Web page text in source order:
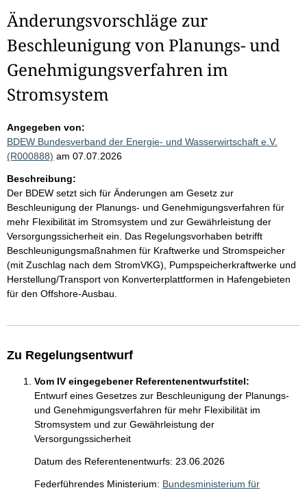
Änderungsvorschläge zur
Beschleunigung von Planungs- und
Genehmigungsverfahren im
Stromsystem
Angegeben von:
BDEW Bundesverband der Energie- und Wasserwirtschaft e.V.
(R000888) am 07.07.2026
Beschreibung:
Der BDEW setzt sich für Änderungen am Gesetz zur
Beschleunigung der Planungs- und Genehmigungsverfahren für
mehr Flexibilität im Stromsystem und zur Gewährleistung der
Versorgungssicherheit ein. Das Regelungsvorhaben betrifft
Beschleunigungsmaßnahmen für Kraftwerke und Stromspeicher
(mit Zuschlag nach dem StromVKG), Pumpspeicherkraftwerke und
Herstellung/Transport von Konverterplattformen in Hafengebieten
für den Offshore-Ausbau.
Zu Regelungsentwurf
Vom IV eingegebener Referentenentwurfstitel:
Entwurf eines Gesetzes zur Beschleunigung der Planungs-
und Genehmigungsverfahren für mehr Flexibilität im
Stromsystem und zur Gewährleistung der
Versorgungssicherheit
Datum des Referentenentwurfs: 23.06.2026
Federführendes Ministerium: Bundesministerium für